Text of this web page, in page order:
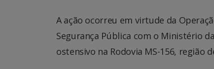
A ação ocorreu em virtude da
Segurança Pública com o Ministério
ostensivo na Rodovia MS-156, região